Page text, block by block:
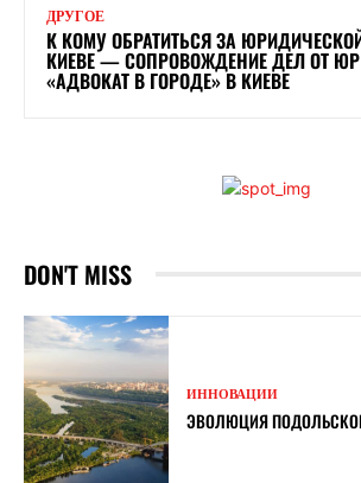
ДРУГОЕ
К КОМУ ОБРАТИТЬСЯ ЗА
КИЕВЕ — СОПРОВОЖДЕНИЕ ДЕЛ ОТ
«АДВОКАТ В ГОРОДЕ» В КИЕВЕ
DON'T MISS
ИННОВАЦИИ
ЭВОЛЮЦИЯ